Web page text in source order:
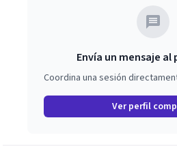
Envía un mensaje
Coordina una sesión
Ver perfil